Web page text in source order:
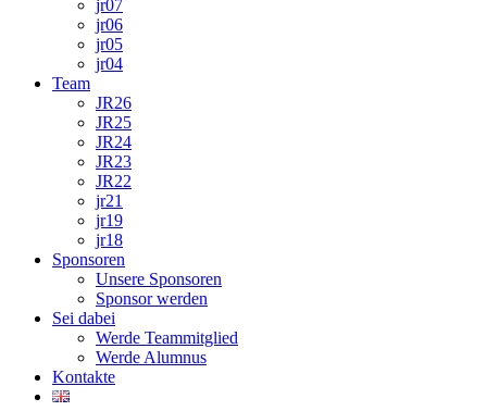
jr07
jr06
jr05
jr04
Team
JR26
JR25
JR24
JR23
JR22
jr21
jr19
jr18
Sponsoren
Unsere Sponsoren
Sponsor werden
Sei dabei
Werde Teammitglied
Werde Alumnus
Kontakte